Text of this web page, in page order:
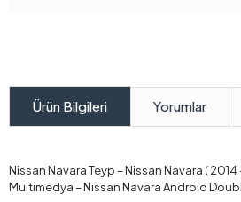
Ürün Bilgileri Yorumlar
Nissan Navara Teyp – Nissan Navara (
Multimedya – Nissan Navara Android